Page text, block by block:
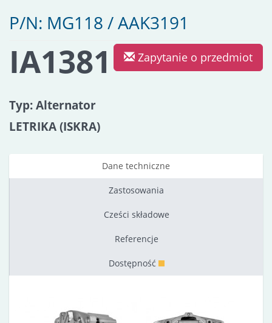
P/N: MG118 / AAK3191
Zapytanie o przedmiot
IA1381
Typ: Alternator
LETRIKA (ISKRA)
Dane techniczne
Zastosowania
Cześci składowe
Referencje
Dostępność